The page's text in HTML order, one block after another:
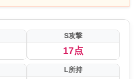
S攻撃
17点
L所持